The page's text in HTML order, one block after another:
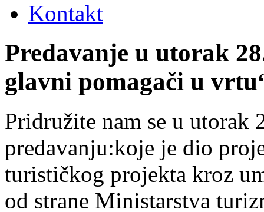
Kontakt
Predavanje u utorak
glavni pomagači u
Pridružite nam se u utorak
predavanju:koje je dio
turističkog projekta kroz
od strane Ministarstva